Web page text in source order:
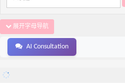
展开字母导航
AI Consultation